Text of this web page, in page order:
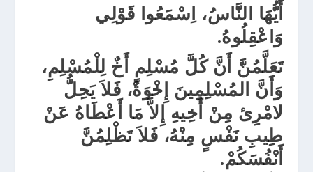
أَيُّهَا النَّاسُ، اِسْمَعُوا قَوْلِي
وَاعْقِلُوهُ.
تَعَلَّمُنَّ أَنَّ كُلَّ مُسْلِمٍ أَخٌ لِلْمُسْلِمِ،
وَأَنَّ المُسْلِمِينَ إِخْوَةٌ، فَلاَ يَحِلُّ
لامْرِئ مِنْ أَخِيهِ إِلاَّ مَا أَعْطَاهُ عَنْ
طِيبِ نَفْسٍ مِنْهُ، فَلاَ تَظْلِمُنَّ
أَنْفُسَكُمْ.